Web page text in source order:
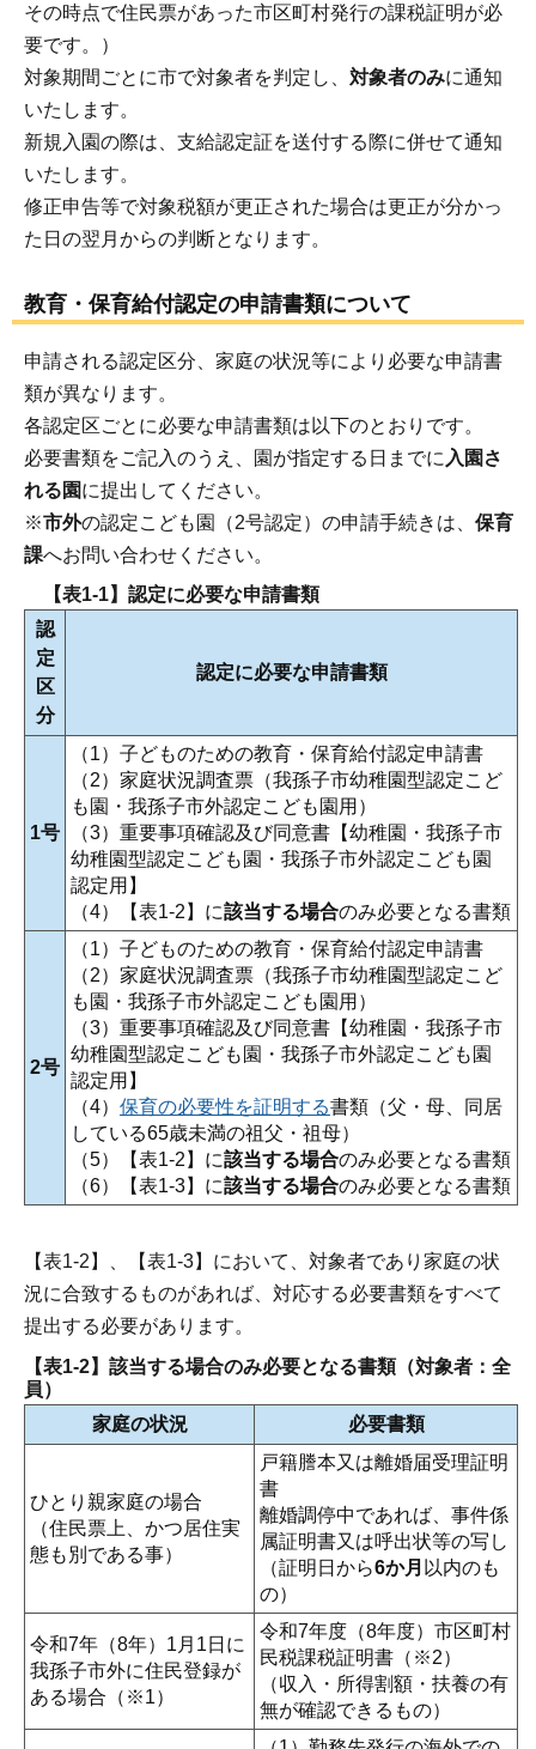
その時点で住民票があった市区町村発行の課税証明が必
要です。）
対象期間ごとに市で対象者を判定し、 対象者のみに通知
いたします。
新規入園の際は、支給認定証を送付する際に併せて通知
いたします。
修正申告等で対象税額が更正された場合は更正が分かっ
た日の翌月からの判断となります。
教育・保育給付認定の申請書類について
申請される認定区分、家庭の状況等により必要な申請書
類が異なります。
各認定区ごとに必要な申請書類は以下のとおりです。
必要書類をご記入のうえ、園が指定する日までに 入園さ
れる園に提出してください。
※市外の認定こども園（2号認定）の申請手続きは、 保育
課へお問い合わせください。
【表1-1】認定に必要な申請書類
認
定
区
分
認定に必要な申請書類
1号
（1）子どものための教育・保育給付認定申請書
（2）家庭状況調査票（我孫子市幼稚園型認定こど
も園・我孫子市外認定こども園用）
（3）重要事項確認及び同意書【幼稚園・我孫子市
幼稚園型認定こども園・我孫子市外認定こども園
認定用】
（4）【表1-2】に該当する場合のみ必要となる書類
2号
（1）子どものための教育・保育給付認定申請書
（2）家庭状況調査票（我孫子市幼稚園型認定こど
も園・我孫子市外認定こども園用）
（3）重要事項確認及び同意書【幼稚園・我孫子市
幼稚園型認定こども園・我孫子市外認定こども園
認定用】
（4） 保育の必要性を証明する書類（父・母、同居
している65歳未満の祖父・祖母）
（5）【表1-2】に該当する場合のみ必要となる書類
（6）【表1-3】に該当する場合のみ必要となる書類
【表1-2】、【表1-3】において、対象者であり家庭の状
況に合致するものがあれば、対応する必要書類をすべて
提出する必要があります。
【表1-2】該当する場合のみ必要となる書類（対象者：全
員）
家庭の状況
必要書類
ひとり親家庭の場合
（住民票上、かつ居住実
態も別である事）
戸籍謄本又は離婚届受理証明
書
離婚調停中であれば、事件係
属証明書又は呼出状等の写し
（証明日から6か月 以内のも
の）
令和7年（8年）1月1日に
我孫子市外に住民登録が
ある場合（※1）
令和7年度（8年度）市区町村
民税課税証明書（※2）
（収入・所得割額・扶養の有
無が確認できるもの）